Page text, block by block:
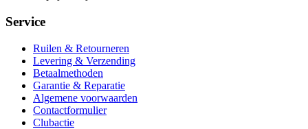
Service
Ruilen & Retourneren
Levering & Verzending
Betaalmethoden
Garantie & Reparatie
Algemene voorwaarden
Contactformulier
Clubactie